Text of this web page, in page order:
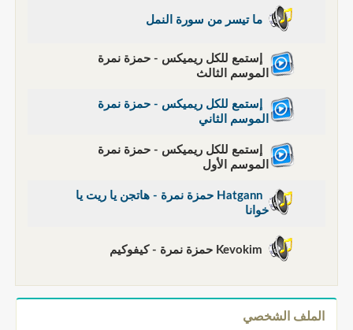
ما تيسر من سورة النمل
إستمع للكل ريميكس - حمزة نمرة
الموسم الثالث
إستمع للكل ريميكس - حمزة نمرة
الموسم الثاني
إستمع للكل ريميكس - حمزة نمرة
الموسم الأول
Hatgann حمزة نمرة - هاتجن يا ريت يا
خوانا
الملف الشخصي